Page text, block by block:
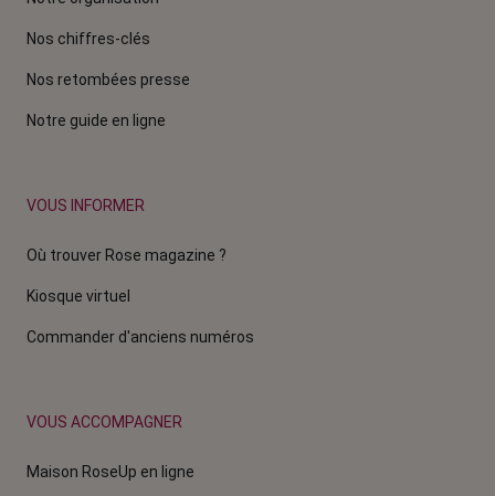
Nos chiffres-clés
Nos retombées presse
Notre guide en ligne
VOUS INFORMER
Où trouver Rose magazine ?
Kiosque virtuel
Commander d'anciens numéros
VOUS ACCOMPAGNER
Maison RoseUp en ligne